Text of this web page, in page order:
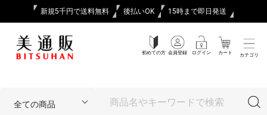
新規5千円で送料無料 後払いOK 15時まで即日発送
初めての方 会員登録 ログイン カート カテゴリ